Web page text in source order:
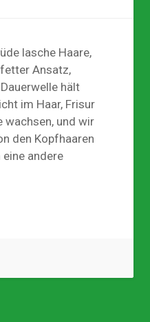
lasche Haare,
Ansatz,
hält
im Haar, Frisur
wachsen, und wir
den Kopfhaaren
eine andere